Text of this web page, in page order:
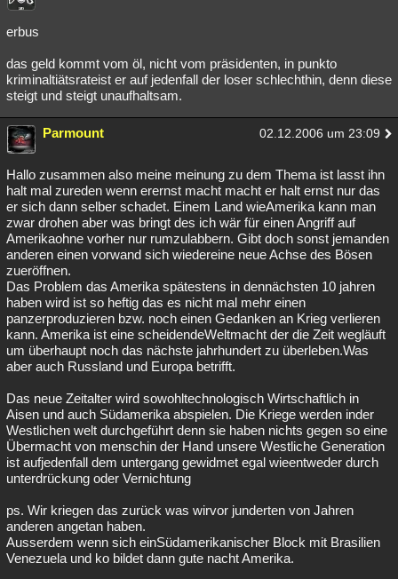
erbus
das geld kommt vom öl, nicht vom präsidenten, in punkto
kriminaltiätsrateist er auf jedenfall der loser schlechthin, denn diese
steigt und steigt unaufhaltsam.
Parmount 02.12.2006 um 23:09
Hallo zusammen also meine meinung zu dem Thema ist lasst ihn
halt mal zureden wenn erernst macht macht er halt ernst nur das
er sich dann selber schadet. Einem Land wieAmerika kann man
zwar drohen aber was bringt des ich wär für einen Angriff auf
Amerikaohne vorher nur rumzulabbern. Gibt doch sonst jemanden
anderen einen vorwand sich wiedereine neue Achse des Bösen
zueröffnen.
Das Problem das Amerika spätestens in dennächsten 10 jahren
haben wird ist so heftig das es nicht mal mehr einen
panzerproduzieren bzw. noch einen Gedanken an Krieg verlieren
kann. Amerika ist eine scheidendeWeltmacht der die Zeit wegläuft
um überhaupt noch das nächste jahrhundert zu überleben.Was
aber auch Russland und Europa betrifft.
Das neue Zeitalter wird sowohltechnologisch Wirtschaftlich in
Aisen und auch Südamerika abspielen. Die Kriege werden inder
Westlichen welt durchgeführt denn sie haben nichts gegen so eine
Übermacht von menschin der Hand unsere Westliche Generation
ist aufjedenfall dem untergang gewidmet egal wieentweder durch
unterdrückung oder Vernichtung
ps. Wir kriegen das zurück was wirvor junderten von Jahren
anderen angetan haben.
Ausserdem wenn sich einSüdamerikanischer Block mit Brasilien
Venezuela und ko bildet dann gute nacht Amerika.